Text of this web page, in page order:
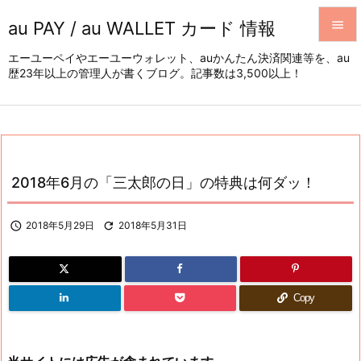
au PAY / au WALLET カード 情報
エーユーペイやエーユーウォレット、auかんたん決済関連等を、au
歴23年以上の管理人が書くブログ。記事数は3,500以上！



2018年6月の「三太郎の日」の特典は何ダッ！
 2018年5月29日  2018年5月31日
Copy